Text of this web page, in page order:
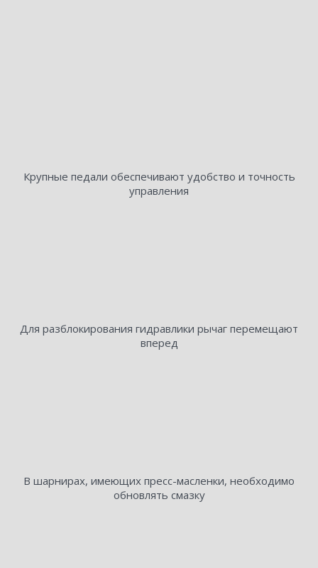
Крупные педали обеспечивают удобство и точность
управления
Для разблокирования гидравлики рычаг перемещают
вперед
В шарнирах, имеющих пресс-масленки, необходимо
обновлять смазку